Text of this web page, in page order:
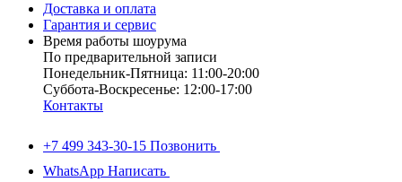
Доставка и оплата
Гарантия и сервис
Время работы шоурума
По предварительной записи
Понедельник-Пятница: 11:00-20:00
Суббота-Bоcкресенье: 12:00-17:00
Контакты
+7 499 343-30-15 Позвонить
WhatsApp Написать